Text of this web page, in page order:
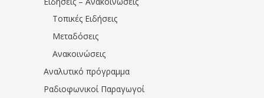
Τοπικές Ειδήσεις
Μεταδόσεις
Ανακοινώσεις
Αναλυτικό πρόγραμμα
Ραδιοφωνικοί Παραγωγοί